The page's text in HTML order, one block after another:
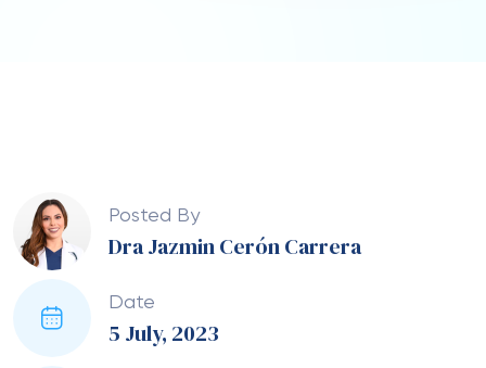
Posted By
Dra Jazmin Cerón Carrera
Date
5 July, 2023